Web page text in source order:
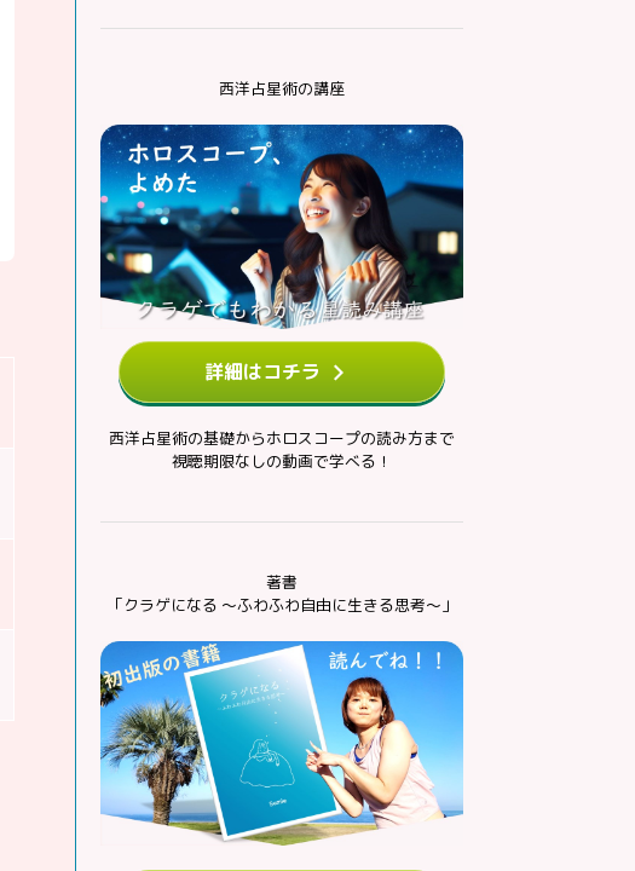
西洋占星術の講座
詳細はコチラ
西洋占星術の基礎からホロスコープの読み方まで
視聴期限なしの動画で学べる！
著書
「クラゲになる ～ふわふわ自由に生きる思考～」